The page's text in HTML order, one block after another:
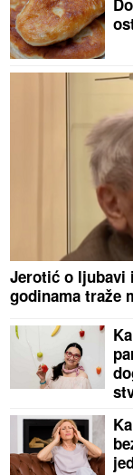
Jerotić o ljubavi
godinama traže